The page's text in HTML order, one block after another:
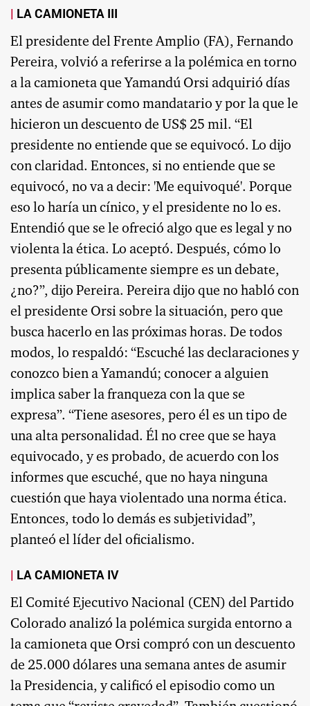
LA CAMIONETA III
El presidente del Frente Amplio (FA), Fernando
Pereira, volvió a referirse a la polémica en torno
a la camioneta que Yamandú Orsi adquirió días
antes de asumir como mandatario y por la que le
hicieron un descuento de US$ 25 mil. “El
presidente no entiende que se equivocó. Lo dijo
con claridad. Entonces, si no entiende que se
equivocó, no va a decir: 'Me equivoqué'. Porque
eso lo haría un cínico, y el presidente no lo es.
Entendió que se le ofreció algo que es legal y no
violenta la ética. Lo aceptó. Después, cómo lo
presenta públicamente siempre es un debate,
¿no?”, dijo Pereira. Pereira dijo que no habló con
el presidente Orsi sobre la situación, pero que
busca hacerlo en las próximas horas. De todos
modos, lo respaldó: “Escuché las declaraciones y
conozco bien a Yamandú; conocer a alguien
implica saber la franqueza con la que se
expresa”. “Tiene asesores, pero él es un tipo de
una alta personalidad. Él no cree que se haya
equivocado, y es probado, de acuerdo con los
informes que escuché, que no haya ninguna
cuestión que haya violentado una norma ética.
Entonces, todo lo demás es subjetividad”,
planteó el líder del oficialismo.
LA CAMIONETA IV
El Comité Ejecutivo Nacional (CEN) del Partido
Colorado analizó la polémica surgida entorno a
la camioneta que Orsi compró con un descuento
de 25.000 dólares una semana antes de asumir
la Presidencia, y calificó el episodio como un